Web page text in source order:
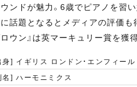
ンドが魅力。6歳でピアノを習
話題となるとメディアの評価も
ウン』は英マーキュリー賞を獲得
身] イギリス ロンドン・エンフィール
名] ハーモニミクス